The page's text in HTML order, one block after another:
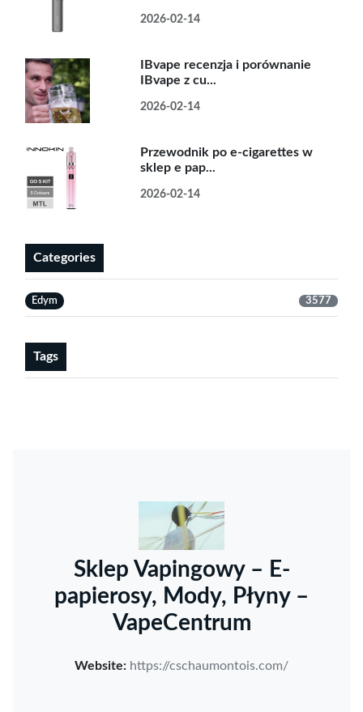
2026-02-14
IBvape recenzja i porównanie
IBvape z cu...
2026-02-14
Przewodnik po e-cigarettes w
sklep e pap...
2026-02-14
Categories
Edym 3577
Tags
Sklep Vapingowy – E-
papierosy, Mody, Płyny –
VapeCentrum
Website: https://cschaumontois.com/